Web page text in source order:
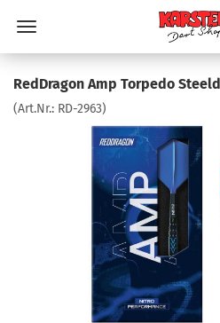
RedDragon Amp Torpedo
(Art.Nr.: RD-2963)